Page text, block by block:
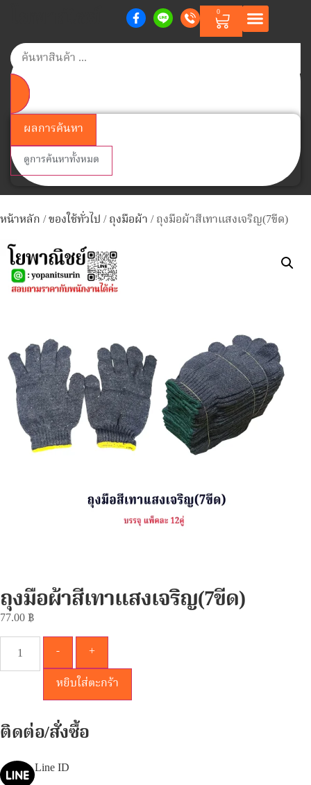
0
ผลการค้นหา
ดูการค้นหาทั้งหมด
หน้าหลัก/ของใช้ทั่วไป/ถุงมือผ้า/ ถุงมือผ้าสีเทาแสงเจริญ(7ขีด)
ถุงมือผ้าสีเทาแสงเจริญ(7ขีด)
77.00฿
-
+
หยิบใส่ตะกร้า
ติดต่อ/สั่งซื้อ
Line ID